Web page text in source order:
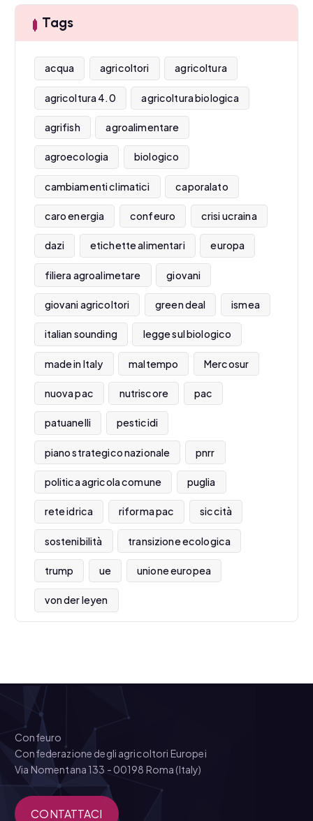
Tags
acqua agricoltori agricoltura
agricoltura 4.0 agricoltura biologica
agrifish agroalimentare
agroecologia biologico
cambiamenti climatici caporalato
caro energia confeuro crisi ucraina
dazi etichette alimentari europa
filiera agroalimetare giovani
giovani agricoltori green deal ismea
italian sounding legge sul biologico
made in Italy maltempo Mercosur
nuova pac nutriscore pac
patuanelli pesticidi
piano strategico nazionale pnrr
politica agricola comune puglia
rete idrica riforma pac siccità
sostenibilità transizione ecologica
trump ue unione europea
von der leyen
Confeuro
Confederazione degli agricoltori Europei
Via Nomentana 133 - 00198 Roma (Italy)
CONTATTACI